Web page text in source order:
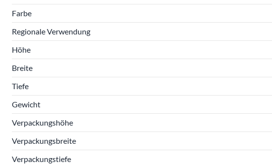
Farbe
Regionale Verwendung
Höhe
Breite
Tiefe
Gewicht
Verpackungshöhe
Verpackungsbreite
Verpackungstiefe